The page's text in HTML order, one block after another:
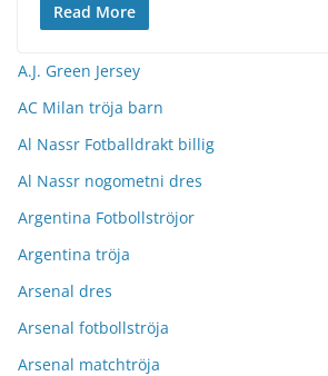
Read More
A.J. Green Jersey
AC Milan tröja barn
Al Nassr Fotballdrakt billig
Al Nassr nogometni dres
Argentina Fotbollströjor
Argentina tröja
Arsenal dres
Arsenal fotbollströja
Arsenal matchtröja